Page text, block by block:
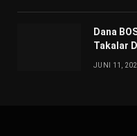
Dana
Takalar
JUNI 11,